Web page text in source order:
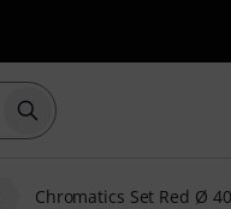
Iniciar pesquisa com
Chromatics Set Red Ø